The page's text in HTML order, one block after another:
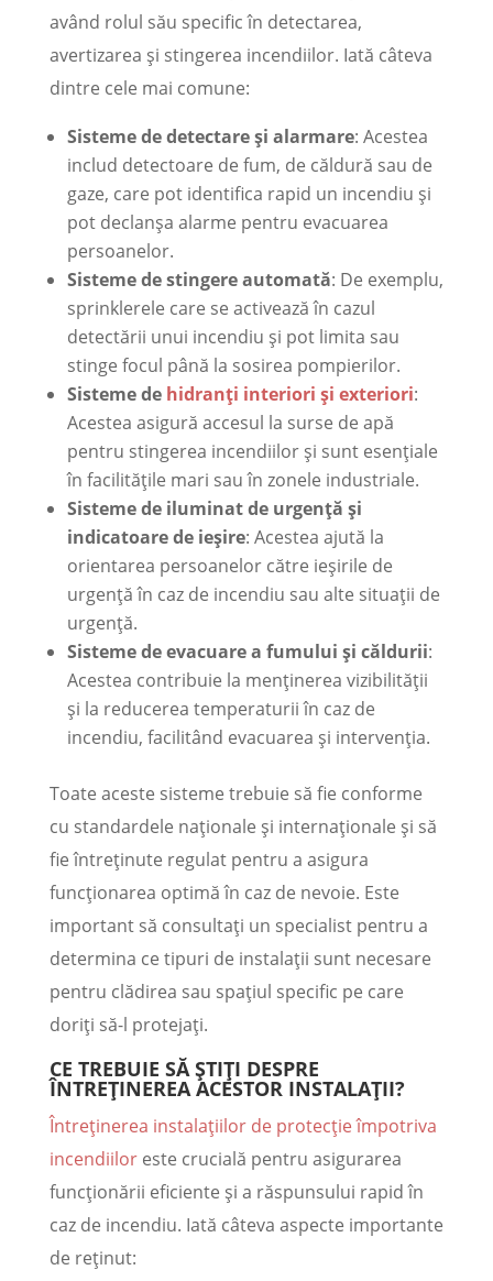
având rolul său specific în detectarea,
avertizarea și stingerea incendiilor. Iată câteva
dintre cele mai comune:
Sisteme de detectare și alarmare: Acestea
includ detectoare de fum, de căldură sau de
gaze, care pot identifica rapid un incendiu și
pot declanșa alarme pentru evacuarea
persoanelor.
Sisteme de stingere automată: De exemplu,
sprinklerele care se activează în cazul
detectării unui incendiu și pot limita sau
stinge focul până la sosirea pompierilor.
Sisteme de hidranți interiori și exteriori:
Acestea asigură accesul la surse de apă
pentru stingerea incendiilor și sunt esențiale
în facilitățile mari sau în zonele industriale.
Sisteme de iluminat de urgență și
indicatoare de ieșire: Acestea ajută la
orientarea persoanelor către ieșirile de
urgență în caz de incendiu sau alte situații de
urgență.
Sisteme de evacuare a fumului și căldurii:
Acestea contribuie la menținerea vizibilității
și la reducerea temperaturii în caz de
incendiu, facilitând evacuarea și intervenția.
Toate aceste sisteme trebuie să fie conforme
cu standardele naționale și internaționale și să
fie întreținute regulat pentru a asigura
funcționarea optimă în caz de nevoie. Este
important să consultați un specialist pentru a
determina ce tipuri de instalații sunt necesare
pentru clădirea sau spațiul specific pe care
doriți să-l protejați.
CE TREBUIE SĂ ȘTIȚI DESPRE
ÎNTREȚINEREA ACESTOR INSTALAȚII?
Întreținerea instalațiilor de protecție împotriva
incendiiloreste crucială pentru asigurarea
funcționării eficiente și a răspunsului rapid în
caz de incendiu. Iată câteva aspecte importante
de reținut: